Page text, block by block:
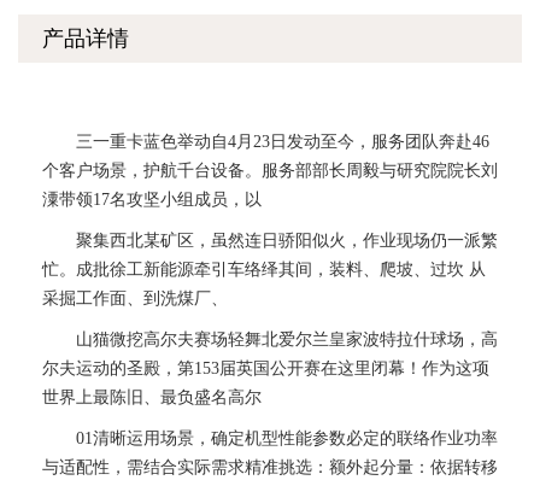
产品详情
三一重卡蓝色举动自4月23日发动至今，服务团队奔赴46
个客户场景，护航千台设备。服务部部长周毅与研究院院长刘
潥带领17名攻坚小组成员，以
聚集西北某矿区，虽然连日骄阳似火，作业现场仍一派繁
忙。成批徐工新能源牵引车络绎其间，装料、爬坡、过坎 从
采掘工作面、到洗煤厂、
山猫微挖高尔夫赛场轻舞北爱尔兰皇家波特拉什球场，高
尔夫运动的圣殿，第153届英国公开赛在这里闭幕！作为这项
世界上最陈旧、最负盛名高尔
01清晰运用场景，确定机型性能参数必定的联络作业功率
与适配性，需结合实际需求精准挑选：额外起分量：依据转移